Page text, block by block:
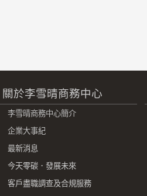
關於李雪晴商務中心
李雪晴商務中心簡介
企業大事紀
最新消息
今天零碳．發展未來
客戶盡職調查及合規服務